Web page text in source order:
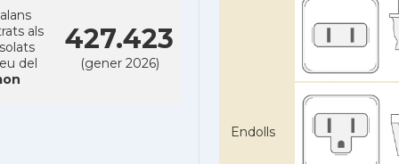
als
del
427.423
(gener 2026)
Endolls